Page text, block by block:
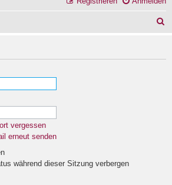
vergessen
erneut senden
während dieser Sitzung verbergen